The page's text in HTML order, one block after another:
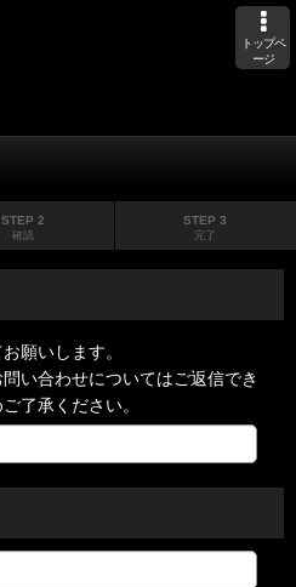
トップペ
ージ
STEP 2
確認
STEP 3
完了
願いします。
い合わせについてはご返信でき
了承ください。